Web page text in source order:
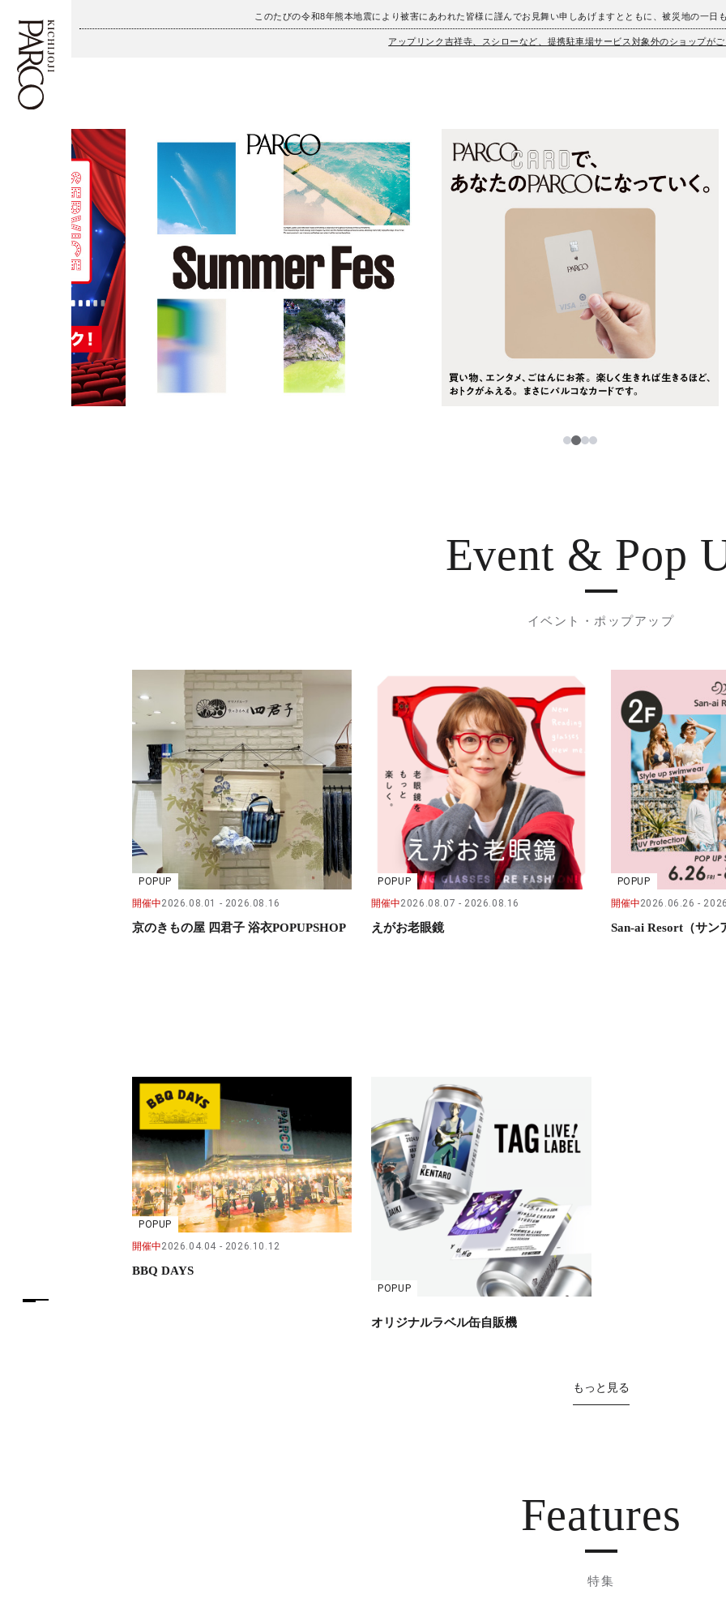
このたびの令和8年熊本地震により被害にあわれた皆様に謹んでお見舞い申しあげますとともに、被災地の一日
アップリンク吉祥寺、スシローなど、提携駐車場サービス対象外のショップが
施設案内・アクセス
イベント・ポップアップ
ニュース
レストラン・カフェ
TAX FREE
PARCOメンバーズ
繁体字
簡体字
한국어
ภาษาไทย
日本語
1234
Event & Pop
イベント・ポップアップ
POPUP
開催中2026.08.01 2026.08.16
京のきもの屋 四君子 浴衣POPUPSHOP
POPUP
開催中2026.08.07 2026.08.16
えがお老眼鏡
POPUP
開催中2026.06.26
San-ai Resort（サン
POPUP
開催中2026.04.04 2026.10.12
BBQ DAYS
POPUP
オリジナルラベル缶自販機
もっと見る
Features
特集